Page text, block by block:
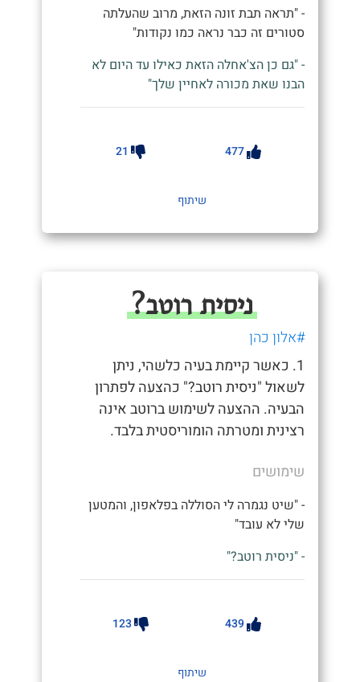
- "תראה תבת זונה הזאת, מרוב שהעלתה
סטורים זה כבר נראה כמו נקודות"
- "גם כן הצ'אחלה הזאת כאילו עד היום לא
הבנו שאת מכורה לאחיין שלך"
477
21
שיתוף
ניסית רוטב?
#אלון כהן
1. כאשר קיימת בעיה כלשהי, ניתן
לשאול "ניסית רוטב?" כהצעה לפתרון
הבעיה. ההצעה לשימוש ברוטב אינה
רצינית ומטרתה הומוריסטית בלבד.
שימושים
- "שיט נגמרה לי הסוללה בפלאפון, והמטען
שלי לא עובד"
- "ניסית רוטב?"
439
123
שיתוף